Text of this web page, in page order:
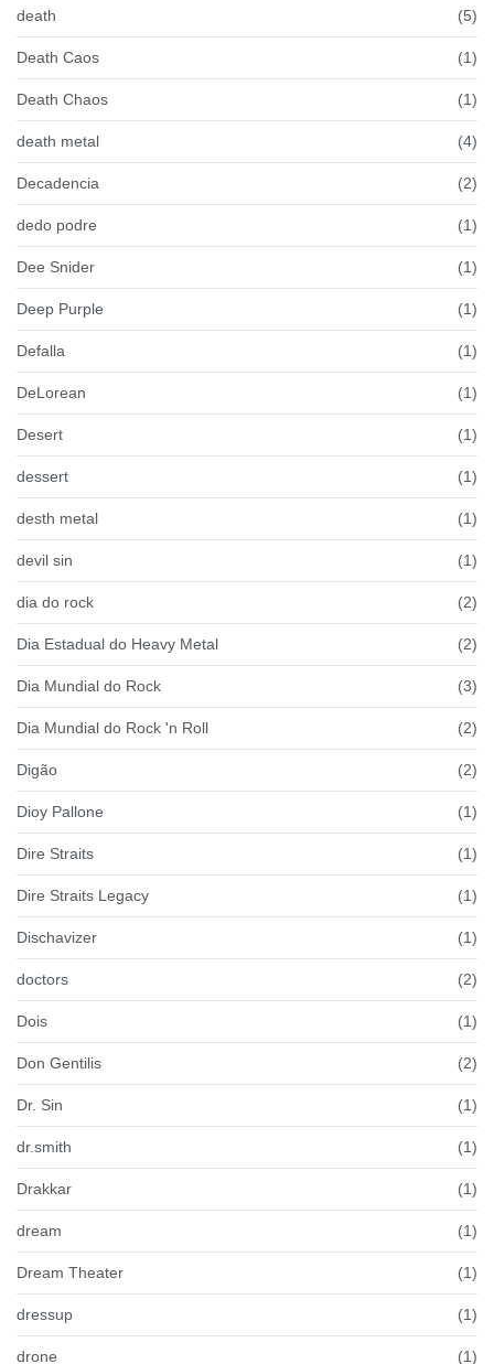
death (5)
Death Caos (1)
Death Chaos (1)
death metal (4)
Decadencia (2)
dedo podre (1)
Dee Snider (1)
Deep Purple (1)
Defalla (1)
DeLorean (1)
Desert (1)
dessert (1)
desth metal (1)
devil sin (1)
dia do rock (2)
Dia Estadual do Heavy Metal (2)
Dia Mundial do Rock (3)
Dia Mundial do Rock 'n Roll (2)
Digão (2)
Dioy Pallone (1)
Dire Straits (1)
Dire Straits Legacy (1)
Dischavizer (1)
doctors (2)
Dois (1)
Don Gentilis (2)
Dr. Sin (1)
dr.smith (1)
Drakkar (1)
dream (1)
Dream Theater (1)
dressup (1)
drone (1)